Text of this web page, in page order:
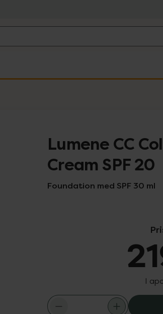
Lumene CC
Cream SPF 20
Foundation med SPF 30 ml
I